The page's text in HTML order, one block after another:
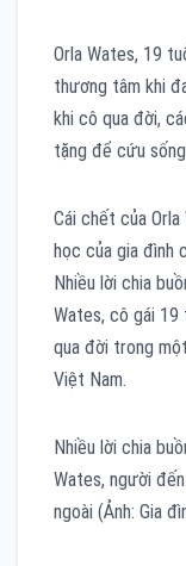
Orla Wates, 19
thương tâm khi
khi cô qua đời,
tặng để cứu
Cái chết của
học của gia đình
Nhiều lời chia
Wates, cô gái 19
qua đời trong
Việt Nam.
Nhiều lời chia
Wates, người
ngoài (Ảnh: Gia